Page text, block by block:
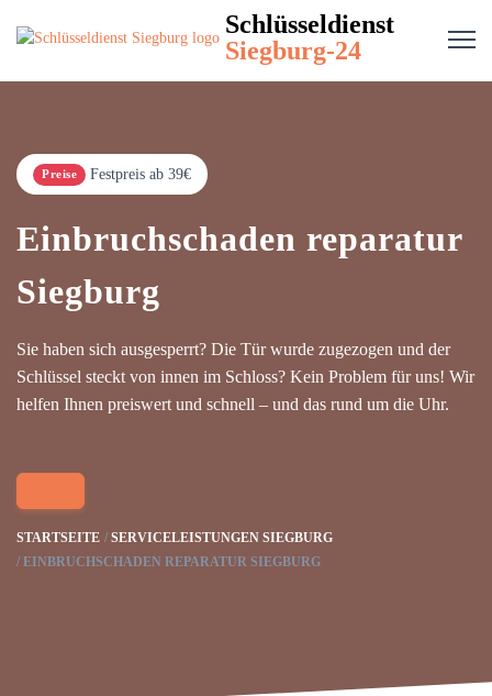
Schlüsseldienst
Siegburg-24
Preise Festpreis ab 39€
Einbruchschaden reparatur
Siegburg
Sie haben sich ausgesperrt? Die Tür wurde zugezogen und der
Schlüssel steckt von innen im Schloss? Kein Problem für uns! Wir
helfen Ihnen preiswert und schnell – und das rund um die Uhr.
STARTSEITE
SERVICELEISTUNGEN SIEGBURG
EINBRUCHSCHADEN REPARATUR SIEGBURG